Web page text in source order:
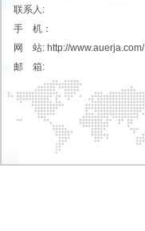
联系人:
手 机：
网 站: http://www.auerja.com/
邮 箱: